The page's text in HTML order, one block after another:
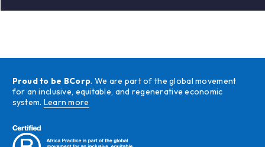
Proud to be BCorp. We are part of the global movement
for an inclusive, equitable, and regenerative economic
system. Learn more